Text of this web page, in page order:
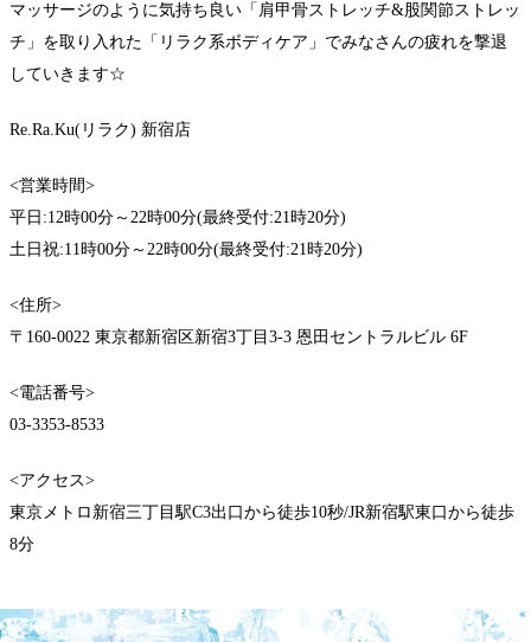
マッサージのように気持ち良い「肩甲骨ストレッチ&股関節ストレッ
チ」を取り入れた「リラク系ボディケア」でみなさんの疲れを撃退
していきます☆
Re.Ra.Ku(リラク) 新宿店
<営業時間>
平日:12時00分～22時00分(最終受付:21時20分)
土日祝:11時00分～22時00分(最終受付:21時20分)
<住所>
〒160-0022 東京都新宿区新宿3丁目3-3 恩田セントラルビル 6F
<電話番号>
03-3353-8533
<アクセス>
東京メトロ新宿三丁目駅C3出口から徒歩10秒/JR新宿駅東口から徒歩
8分